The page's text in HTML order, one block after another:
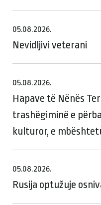
05.08.2026.
Nevidljivi veterani
05.08.2026.
Hapave të Nënës
trashëgiminë e
kulturor, e
05.08.2026.
Rusija optužuje